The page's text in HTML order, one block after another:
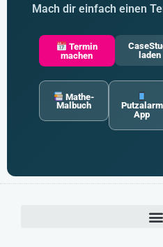
Mach dir einfach einen
Termin
machen
laden
Mathe-
Malbuch
Putzalarm
App